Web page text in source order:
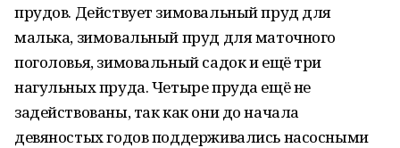
прудов. Действует зимовальный пруд для
малька, зимовальный пруд для маточного
поголовья, зимовальный садок и ещё три
нагульных пруда. Четыре пруда ещё не
задействованы, так как они до начала
девяностых годов поддерживались насосными